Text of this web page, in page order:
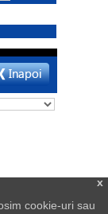
x
cookie-uri sau